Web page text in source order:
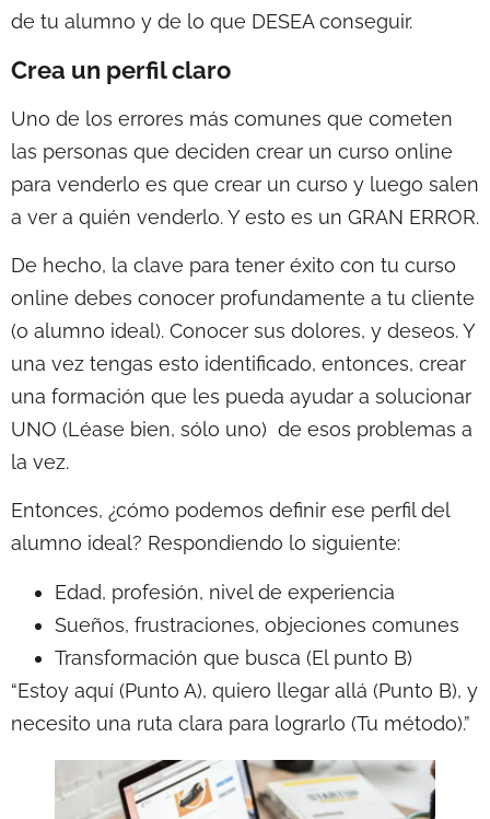
de tu alumno y de lo que DESEA conseguir.
Crea un perfil claro
Uno de los errores más comunes que cometen
las personas que deciden crear un curso online
para venderlo es que crear un curso y luego salen
a ver a quién venderlo. Y esto es un GRAN ERROR.
De hecho, la clave para tener éxito con tu curso
online debes conocer profundamente a tu cliente
(o alumno ideal). Conocer sus dolores, y deseos. Y
una vez tengas esto identificado, entonces, crear
una formación que les pueda ayudar a solucionar
UNO (Léase bien, sólo uno) de esos problemas a
la vez.
Entonces, ¿cómo podemos definir ese perfil del
alumno ideal? Respondiendo lo siguiente:
Edad, profesión, nivel de experiencia
Sueños, frustraciones, objeciones comunes
Transformación que busca (El punto B)
“Estoy aquí (Punto A), quiero llegar allá (Punto B), y
necesito una ruta clara para lograrlo (Tu método).”